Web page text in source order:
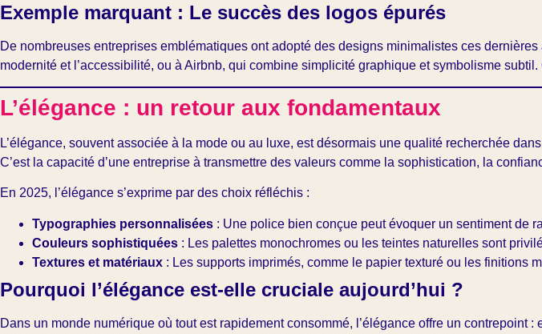
Exemple marquant : Le succès des logos épurés
De nombreuses entreprises emblématiques ont adopté des designs minimalistes ces
modernité et l’accessibilité, ou à Airbnb, qui combine simplicité graphique et symbolisme
L’élégance : un retour aux fondamentaux
L’élégance, souvent associée à la mode ou au luxe, est désormais une qualité recherchée
C’est la capacité d’une entreprise à transmettre des valeurs comme la sophistication, la
En 2025, l’élégance s’exprime par des choix réfléchis :
Typographies personnalisées : Une police bien conçue peut évoquer un sentiment de
Couleurs sophistiquées : Les palettes monochromes ou les teintes naturelles sont
Textures et matériaux : Les supports imprimés, comme le papier texturé ou les finitions
Pourquoi l’élégance est-elle cruciale aujourd’hui ?
Dans un monde numérique où tout est rapidement consommé, l’élégance offre un